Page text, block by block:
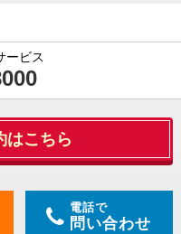
ービス
はこちら
電話で
問い合わせ